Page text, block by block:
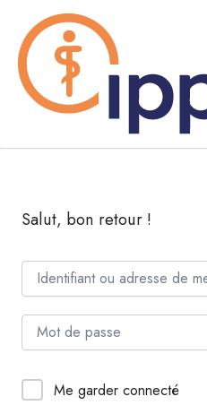
contenu
Salut, bon retour !
Me garder connecté